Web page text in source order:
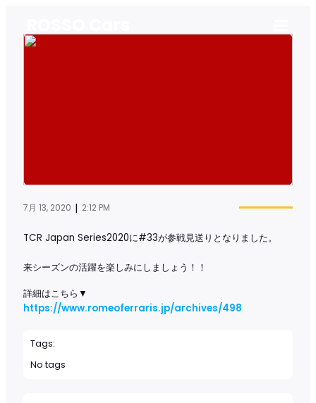
7月 13, 2020 | 2:12 PM
TCR Japan Series2020に#33が参戦見送りとなりました。
来シーズンの活躍を楽しみにしましょう！！
詳細はこちら▼
https://www.romeoferraris.jp/archives/498
Tags:
No tags